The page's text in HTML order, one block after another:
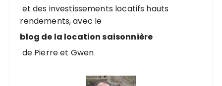
et des investissements locatifs hauts
rendements, avec le
blog de la location saisonnière
de Pierre et Gwen